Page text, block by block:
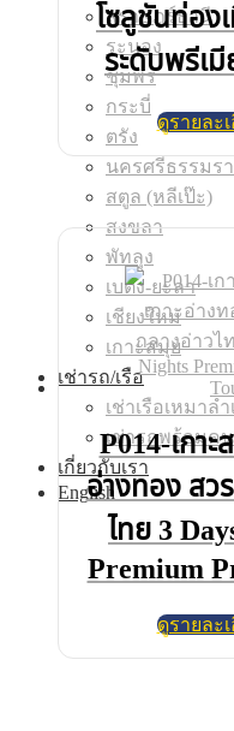
สุราษฎร์ธานี
ระนอง
ชุมพร
กระบี่
ตรัง
นครศรีธรรมร
สตูล (หลีเป๊ะ)
สงขลา
พัทลุง
เบตง-ยะลา
เชียงใหม่
เกาะสมุย
เช่ารถ/เรือ
เช่าเรือเหมาลำ
เช่ารถพร้อมค
เกี่ยวกับเรา
English
โซลูชันท่อง
ระดับพรีเ
ดูรายละ
P014-เกาะ
อ่างทอง สว
ไทย 3
Premium
ดูรายละ